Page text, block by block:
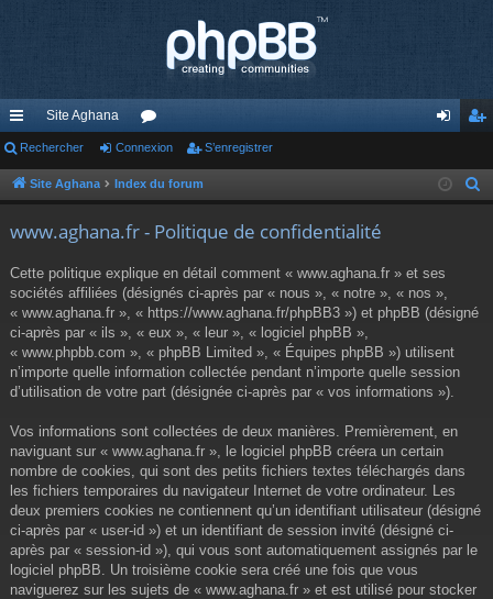
cc
ès
de
Site Aghana
or
u ne nr
Rechercher Connexion S’enregistrer
Site Aghana Index du forum
www.aghana.fr - Politique de confidentialité
Cette politique explique en détail comment « www.aghana.fr » et ses
sociétés affiliées (désignés ci-après par « nous », « notre », « nos »,
« www.aghana.fr », « https://www.aghana.fr/phpBB3 ») et phpBB (désigné
ci-après par « ils », « eux », « leur », « logiciel phpBB »,
« www.phpbb.com », « phpBB Limited », « Équipes phpBB ») utilisent
n’importe quelle information collectée pendant n’importe quelle session
d’utilisation de votre part (désignée ci-après par « vos informations »).
Vos informations sont collectées de deux manières. Premièrement, en
naviguant sur « www.aghana.fr », le logiciel phpBB créera un certain
nombre de cookies, qui sont des petits fichiers textes téléchargés dans
les fichiers temporaires du navigateur Internet de votre ordinateur. Les
deux premiers cookies ne contiennent qu’un identifiant utilisateur (désigné
ci-après par « user-id ») et un identifiant de session invité (désigné ci-
après par « session-id »), qui vous sont automatiquement assignés par le
logiciel phpBB. Un troisième cookie sera créé une fois que vous
naviguerez sur les sujets de « www.aghana.fr » et est utilisé pour stocker